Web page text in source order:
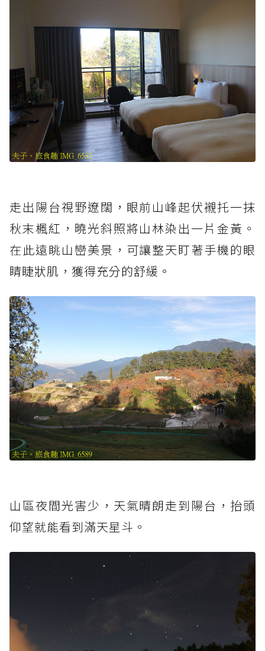
走出陽台視野遼闊，眼前山峰起伏襯托一抹
秋末楓紅，曉光斜照將山林染出一片金黃。
在此遠眺山巒美景，可讓整天盯著手機的眼
睛睫狀肌，獲得充分的舒緩。
山區夜間光害少，天氣晴朗走到陽台，抬頭
仰望就能看到滿天星斗。